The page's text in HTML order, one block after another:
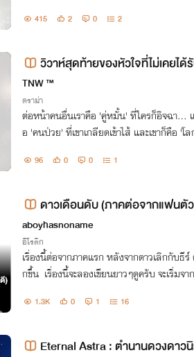
กล้า415 2 0 2
วิวาห์สุดท้ายของหัวใจที่ไม่เคยได้
TNW ™
ดราม่า
ต่อหน้าคนอื่นเราคือ 'คู่หมั้น' ที่ใครก็อิจฉา...
อ 'คนป่วย' ที่เขาเกลียดเข้าไส้ และเขาก็คือ 'โ
96 0 0 1
ดาวเดือนดับ (ภาคต่อจากแฟนตั
aboyhasnoname
อีโรติก
เรื่องนี้ต่อจากภาคแรก หลังจากดาวเลิกกับธีร์
กขึ้น เรื่องนี้จะลองเขียนยาวๆดูครับ จะเริ่มจ
1.3K 0 1 16
Eternal Astra : ตำนานดวงดาว